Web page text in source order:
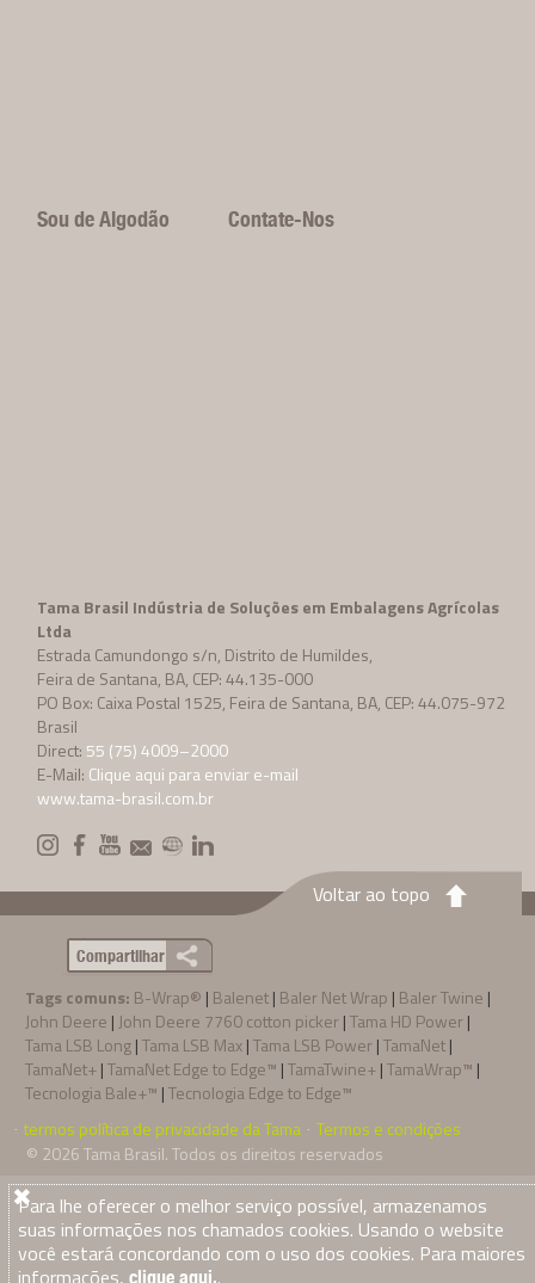
Sou de Algodão Contate-Nos
Tama Brasil Indústria de Soluções em Embalagens Agrícolas
Ltda
Estrada Camundongo s/n, Distrito de Humildes,
Feira de Santana, BA, CEP: 44.135-000
PO Box: Caixa Postal 1525, Feira de Santana, BA, CEP: 44.075-972
Brasil
Direct: 55 (75) 4009–2000
E-Mail: Clique aqui para enviar e-mail
www.tama-brasil.com.br
Voltar ao topo
Compartilhar
Tags comuns: B-Wrap® | Balenet| Baler Net Wrap | Baler Twine |
John Deere | John Deere 7760 cotton picker|Tama HD Power|
Tama LSB Long|Tama LSB Max|Tama LSB Power|TamaNet|
TamaNet+|TamaNet Edge to Edge™ |TamaTwine+|TamaWrap™ |
Tecnologia Bale+™ |Tecnologia Edge to Edge™
·termos política de privacidade da Tama ·Termos e condições
© 2026Tama Brasil. Todos os direitos reservados
Para lhe oferecer o melhor serviço possível, armazenamos
suas informações nos chamados cookies. Usando o website
você estará concordando com o uso dos cookies. Para maiores
informações, clique aqui..